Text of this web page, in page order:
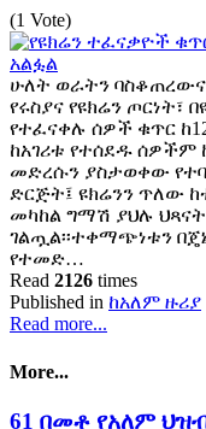
(1 Vote)
ሁለት ወራትን
የሩስያና የዩክሬን ጦርነት፣
የተፈናቀሉ ሰዎች ቁጥር
ከአገሪቱ የተሰደዱ ሰዎችም
መድረሱን ያስታወቀው
ድርጅት፤ ዩክሬንን ጥለው
መካከል ግማሽ ያህሉ
ገልጧል፡፡ተቀማጭነቱን
የተመድ…
Read 2126 times
Published in ከአለም ዙሪያ
Read more...
More...
61 በመቶ የአለም